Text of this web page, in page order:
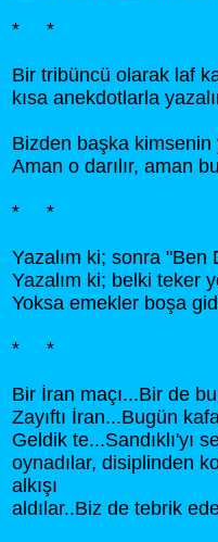
* *
Bir tribüncü olarak laf
kısa anekdotlarla
Bizden başka kimsenin
Aman o darılır, aman
* *
Yazalım ki; sonra
Yazalım ki; belki teker
Yoksa emekler boşa
* *
Bir İran maçı...Bir de
Zayıftı İran...Bugün
Geldik te...Sandıklı'yı
oynadılar, disiplinden
alkışı
aldılar..Biz de tebrik